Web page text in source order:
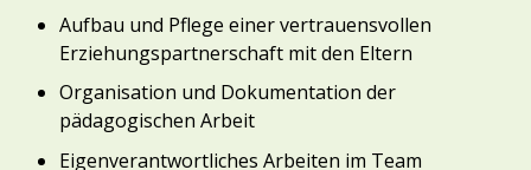
Aufbau und Pflege einer vertrauensvollen
Erziehungspartnerschaft mit den Eltern
Organisation und Dokumentation der
pädagogischen Arbeit
Eigenverantwortliches Arbeiten im Team